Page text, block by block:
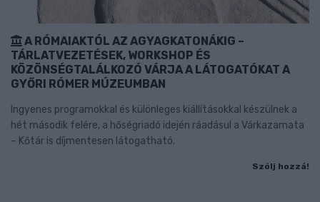
A RÓMAIAKTÓL AZ AGYAGKATONÁKIG –
TÁRLATVEZETÉSEK, WORKSHOP ÉS
KÖZÖNSÉGTALÁLKOZÓ VÁRJA A LÁTOGATÓKAT A
GYŐRI RÓMER MÚZEUMBAN
Ingyenes programokkal és különleges kiállításokkal készülnek a
hét második felére, a hőségriadó idején ráadásul a Várkazamata
– Kőtár is díjmentesen látogatható.
Szólj hozzá!